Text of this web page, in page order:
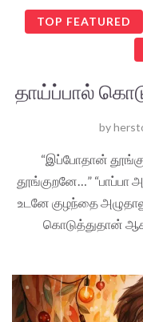
TOP FEATURED
தாய்ப்பால்
by
“இப்போதான்
தூங்குறனே…” “பாப்பா
உடனே குழந்தை
கொடுத்துதான் ஆக